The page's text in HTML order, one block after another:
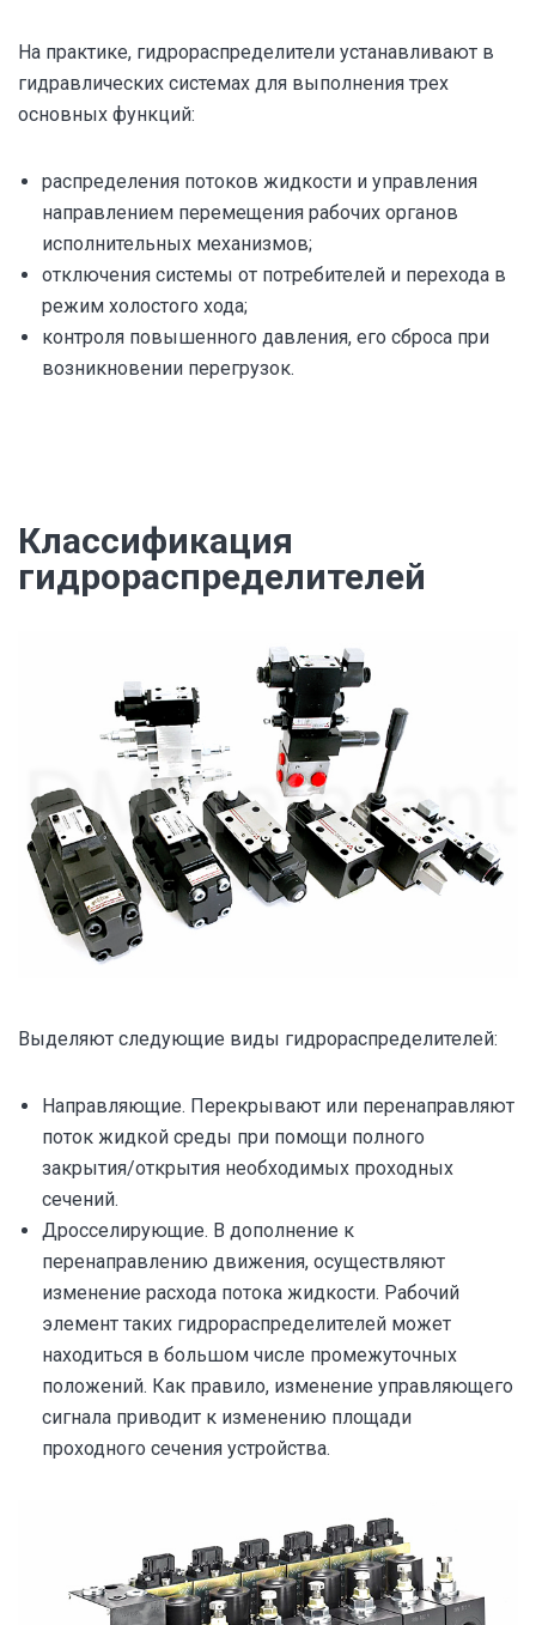
На практике, гидрораспределители устанавливают в
гидравлических системах для выполнения трех
основных функций:
распределения потоков жидкости и управления
направлением перемещения рабочих органов
исполнительных механизмов;
отключения системы от потребителей и перехода в
режим холостого хода;
контроля повышенного давления, его сброса при
возникновении перегрузок.
Классификация
гидрораспределителей
Выделяют следующие виды гидрораспределителей:
Направляющие. Перекрывают или перенаправляют
поток жидкой среды при помощи полного
закрытия/открытия необходимых проходных
сечений.
Дросселирующие. В дополнение к
перенаправлению движения, осуществляют
изменение расхода потока жидкости. Рабочий
элемент таких гидрораспределителей может
находиться в большом числе промежуточных
положений. Как правило, изменение управляющего
сигнала приводит к изменению площади
проходного сечения устройства.